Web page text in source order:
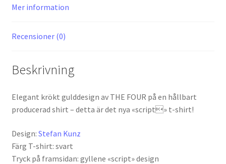
Mer information
Recensioner (0)
Beskrivning
Elegant krökt gulddesign av THE FOUR på en hållbart
producerad shirt – detta är det nya «script» t-shirt!
Design: Stefan Kunz
Färg T-shirt: svart
Tryck på framsidan: gyllene «script» design